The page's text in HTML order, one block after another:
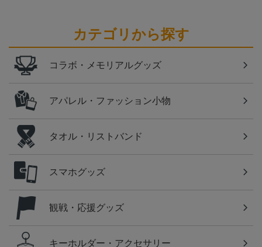
カテゴリから探す
コラボ・メモリアルグッズ
アパレル・ファッション小物
タオル・リストバンド
スマホグッズ
観戦・応援グッズ
キーホルダー・アクセサリー